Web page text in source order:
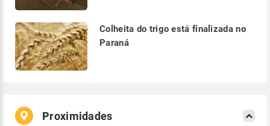
Colheita do trigo está finalizada no
Paraná
Proximidades